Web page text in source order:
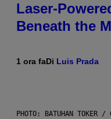
Laser-
Beneath the
1 ora faDi Luis Prada
PHOTO: BATUHAN TOKER /